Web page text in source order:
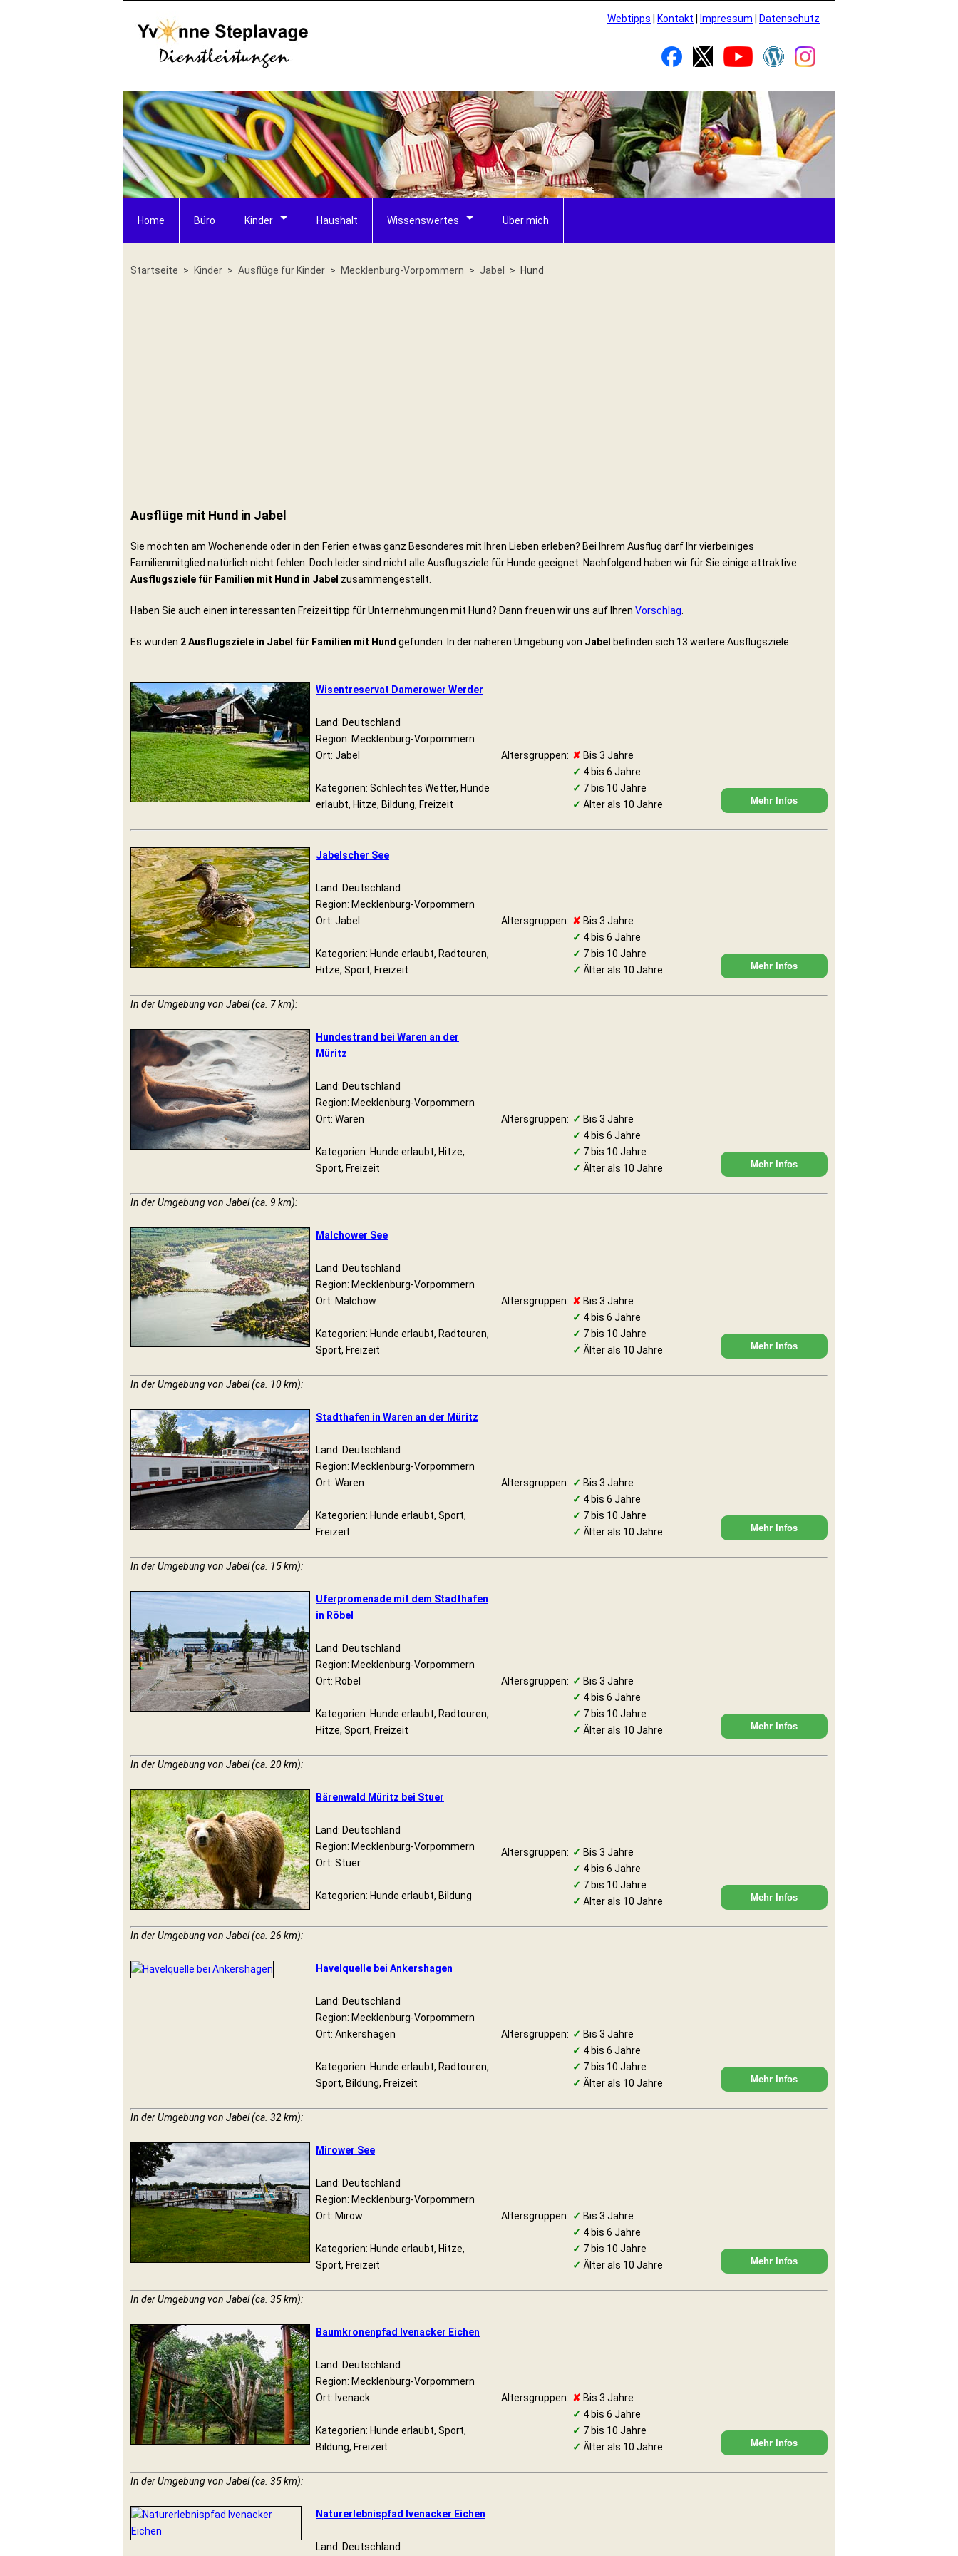
Webtipps Kontakt Impressum Datenschutz
Home Büro Kinder Haushalt Wissenswertes Über mich
Startseite Kinder Ausflüge für Kinder Mecklenburg-Vorpommern Jabel Hund
Ausflüge mit Hund in Jabel
Sie möchten am Wochenende oder in den Ferien etwas ganz Besonderes mit Ihren Lieben erleben? Bei Ihrem Ausflug darf Ihr vierbeiniges
Familienmitglied natürlich nicht fehlen. Doch leider sind nicht alle Ausflugsziele für Hunde geeignet. Nachfolgend haben wir für Sie einige attraktive
Ausflugsziele für Familien mit Hund in Jabel zusammengestellt.
Haben Sie auch einen interessanten Freizeittipp für Unternehmungen mit Hund? Dann freuen wir uns auf Ihren Vorschlag
Es wurden 2 Ausflugsziele in Jabel für Familien mit Hund gefunden. In der näheren Umgebung von Jabel befinden sich 13 weitere Ausflugsziele.
Wisentreservat Damerower Werder
Land: Deutschland
Region: Mecklenburg-Vorpommern
Ort: Jabel
Kategorien: Schlechtes Wetter, Hunde
erlaubt, Hitze, Bildung, Freizeit
Altersgruppen: ✘ Bis 3 Jahre
✓ 4 bis 6 Jahre
✓ 7 bis 10 Jahre
✓ Älter als 10 Jahre Mehr Infos
Jabelscher See
Land: Deutschland
Region: Mecklenburg-Vorpommern
Ort: Jabel
Kategorien: Hunde erlaubt, Radtouren,
Hitze, Sport, Freizeit
Altersgruppen: ✘ Bis 3 Jahre
✓ 4 bis 6 Jahre
✓ 7 bis 10 Jahre
✓ Älter als 10 Jahre Mehr Infos
In der Umgebung von Jabel (ca. 7 km):
Hundestrand bei Waren an der
Müritz
Land: Deutschland
Region: Mecklenburg-Vorpommern
Ort: Waren
Kategorien: Hunde erlaubt, Hitze,
Sport, Freizeit
Altersgruppen: ✓ Bis 3 Jahre
✓ 4 bis 6 Jahre
✓ 7 bis 10 Jahre
✓ Älter als 10 Jahre Mehr Infos
In der Umgebung von Jabel (ca. 9 km):
Malchower See
Land: Deutschland
Region: Mecklenburg-Vorpommern
Ort: Malchow
Kategorien: Hunde erlaubt, Radtouren,
Sport, Freizeit
Altersgruppen: ✘ Bis 3 Jahre
✓ 4 bis 6 Jahre
✓ 7 bis 10 Jahre
✓ Älter als 10 Jahre Mehr Infos
In der Umgebung von Jabel (ca. 10 km):
Stadthafen in Waren an der Müritz
Land: Deutschland
Region: Mecklenburg-Vorpommern
Ort: Waren
Kategorien: Hunde erlaubt, Sport,
Freizeit
Altersgruppen: ✓ Bis 3 Jahre
✓ 4 bis 6 Jahre
✓ 7 bis 10 Jahre
✓ Älter als 10 Jahre Mehr Infos
In der Umgebung von Jabel (ca. 15 km):
Uferpromenade mit dem Stadthafen
in Röbel
Land: Deutschland
Region: Mecklenburg-Vorpommern
Ort: Röbel
Kategorien: Hunde erlaubt, Radtouren,
Hitze, Sport, Freizeit
Altersgruppen: ✓ Bis 3 Jahre
✓ 4 bis 6 Jahre
✓ 7 bis 10 Jahre
✓ Älter als 10 Jahre Mehr Infos
In der Umgebung von Jabel (ca. 20 km):
Bärenwald Müritz bei Stuer
Land: Deutschland
Region: Mecklenburg-Vorpommern
Ort: Stuer
Kategorien: Hunde erlaubt, Bildung
Altersgruppen: ✓ Bis 3 Jahre
✓ 4 bis 6 Jahre
✓ 7 bis 10 Jahre
✓ Älter als 10 Jahre Mehr Infos
In der Umgebung von Jabel (ca. 26 km):
Havelquelle bei Ankershagen
Land: Deutschland
Region: Mecklenburg-Vorpommern
Ort: Ankershagen
Kategorien: Hunde erlaubt, Radtouren,
Sport, Bildung, Freizeit
Altersgruppen: ✓ Bis 3 Jahre
✓ 4 bis 6 Jahre
✓ 7 bis 10 Jahre
✓ Älter als 10 Jahre Mehr Infos
In der Umgebung von Jabel (ca. 32 km):
Mirower See
Land: Deutschland
Region: Mecklenburg-Vorpommern
Ort: Mirow
Kategorien: Hunde erlaubt, Hitze,
Sport, Freizeit
Altersgruppen: ✓ Bis 3 Jahre
✓ 4 bis 6 Jahre
✓ 7 bis 10 Jahre
✓ Älter als 10 Jahre Mehr Infos
In der Umgebung von Jabel (ca. 35 km):
Baumkronenpfad Ivenacker Eichen
Land: Deutschland
Region: Mecklenburg-Vorpommern
Ort: Ivenack
Kategorien: Hunde erlaubt, Sport,
Bildung, Freizeit
Altersgruppen: ✘ Bis 3 Jahre
✓ 4 bis 6 Jahre
✓ 7 bis 10 Jahre
✓ Älter als 10 Jahre Mehr Infos
In der Umgebung von Jabel (ca. 35 km):
Naturerlebnispfad Ivenacker Eichen
Land: Deutschland